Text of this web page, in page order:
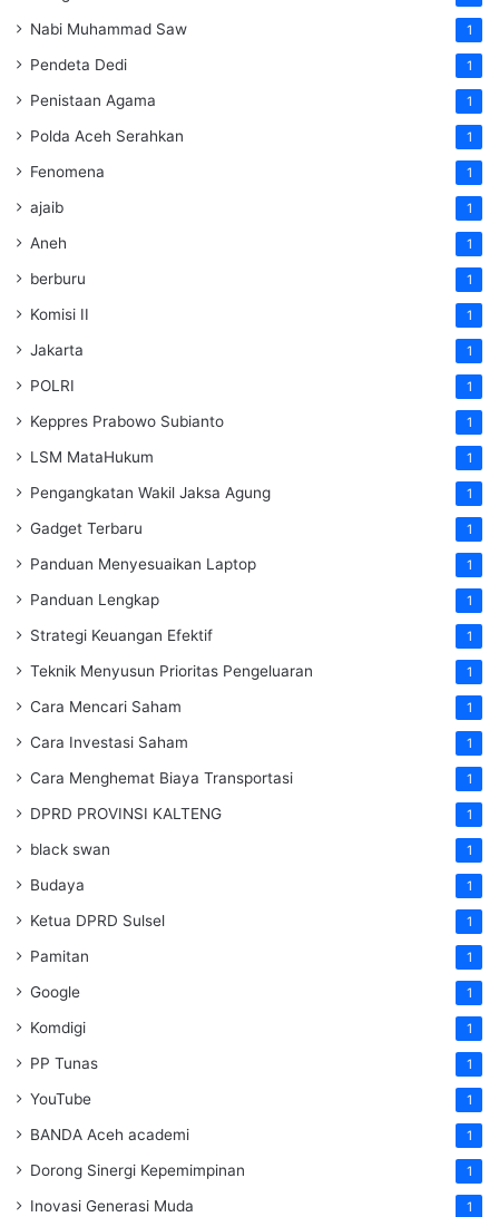
Nabi Muhammad Saw 1
Pendeta Dedi 1
Penistaan Agama 1
Polda Aceh Serahkan 1
Fenomena 1
ajaib 1
Aneh 1
berburu 1
Komisi II 1
Jakarta 1
POLRI 1
Keppres Prabowo Subianto 1
LSM MataHukum 1
Pengangkatan Wakil Jaksa Agung 1
Gadget Terbaru 1
Panduan Menyesuaikan Laptop 1
Panduan Lengkap 1
Strategi Keuangan Efektif 1
Teknik Menyusun Prioritas Pengeluaran 1
Cara Mencari Saham 1
Cara Investasi Saham 1
Cara Menghemat Biaya Transportasi 1
DPRD PROVINSI KALTENG 1
black swan 1
Budaya 1
Ketua DPRD Sulsel 1
Pamitan 1
Google 1
Komdigi 1
PP Tunas 1
YouTube 1
BANDA Aceh academi 1
Dorong Sinergi Kepemimpinan 1
Inovasi Generasi Muda 1